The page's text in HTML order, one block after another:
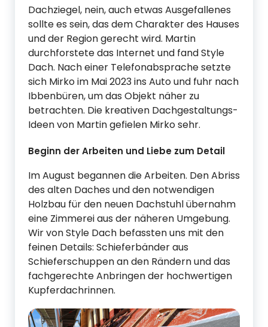
Dachziegel, nein, auch etwas Ausgefallenes
sollte es sein, das dem Charakter des Hauses
und der Region gerecht wird. Martin
durchforstete das Internet und fand Style
Dach. Nach einer Telefonabsprache setzte
sich Mirko im Mai 2023 ins Auto und fuhr nach
Ibbenbüren, um das Objekt näher zu
betrachten. Die kreativen Dachgestaltungs-
Ideen von Martin gefielen Mirko sehr.
Beginn der Arbeiten und Liebe zum Detail
Im August begannen die Arbeiten. Den Abriss
des alten Daches und den notwendigen
Holzbau für den neuen Dachstuhl übernahm
eine Zimmerei aus der näheren Umgebung.
Wir von Style Dach befassten uns mit den
feinen Details: Schieferbänder aus
Schieferschuppen an den Rändern und das
fachgerechte Anbringen der hochwertigen
Kupferdachrinnen.